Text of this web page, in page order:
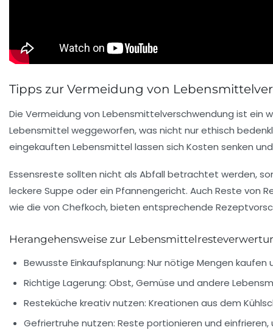
Tipps zur Vermeidung von
Die Vermeidung von Lebensmittelverschwendung ist ein
Lebensmittel weggeworfen, was nicht nur ethisch
eingekauften Lebensmittel lassen sich Kosten senken
Essensreste sollten nicht als Abfall betrachtet werden,
leckere Suppe oder ein Pfannengericht. Auch Reste von
wie die von Chefkoch, bieten entsprechende
Herangehensweise zur
Bewusste Einkaufsplanung: Nur nötige Mengen kaufen
Richtige Lagerung: Obst, Gemüse und andere
Resteküche kreativ nutzen: Kreationen aus dem
Gefriertruhe nutzen: Reste portionieren und